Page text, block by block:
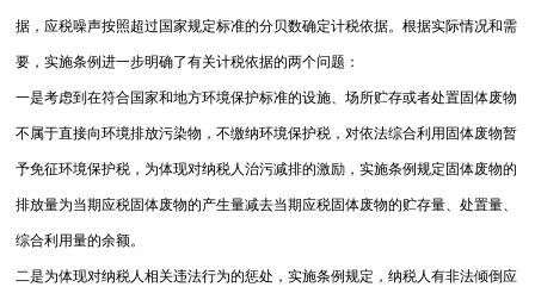
据，应税噪声按照超过国家规定标准的分贝数确定计税依据。根据实际情况和需
要，实施条例进一步明确了有关计税依据的两个问题：
一是考虑到在符合国家和地方环境保护标准的设施、场所贮存或者处置固体废物
不属于直接向环境排放污染物，不缴纳环境保护税，对依法综合利用固体废物暂
予免征环境保护税，为体现对纳税人治污减排的激励，实施条例规定固体废物的
排放量为当期应税固体废物的产生量减去当期应税固体废物的贮存量、处置量、
综合利用量的余额。
二是为体现对纳税人相关违法行为的惩处，实施条例规定，纳税人有非法倾倒应